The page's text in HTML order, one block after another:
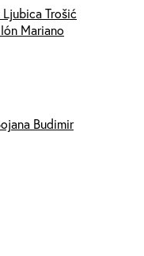
Trošić
Mariano
Budimir